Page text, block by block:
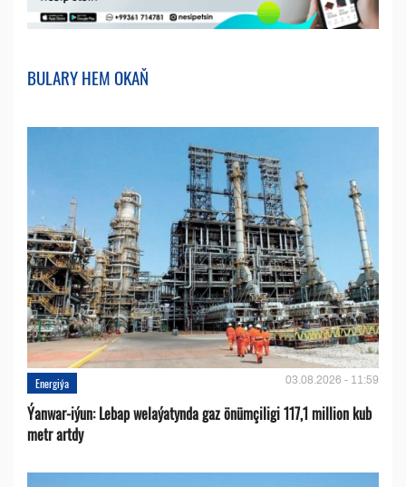
BULARY HEM OKAŇ
Energiýa 03.08.2026 - 11:59
Ýanwar-iýun: Lebap welaýatynda gaz önümçiligi 117,1 million kub
metr artdy